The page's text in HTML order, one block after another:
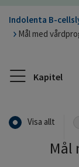
Indolenta B-
Mål med
Kapitel
Visa allt
Mål